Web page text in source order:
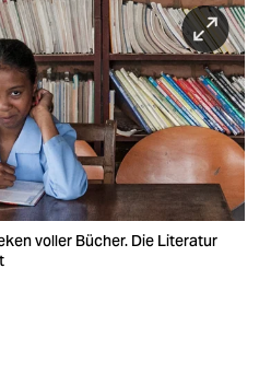
voller Bücher. Die Literatur